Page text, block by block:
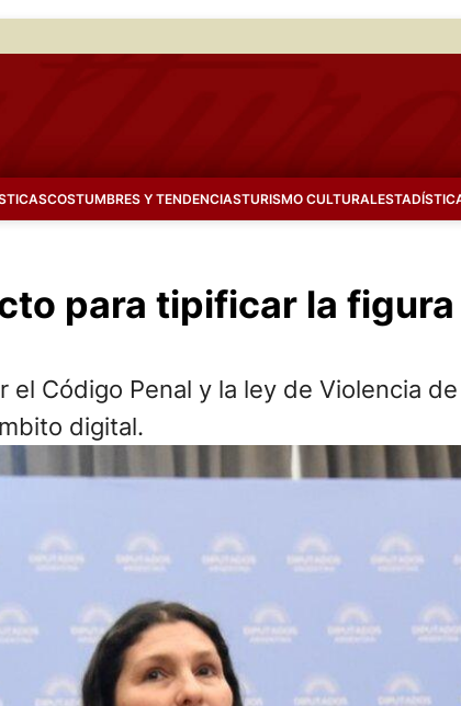
COSTUMBRES Y TENDENCIASTURISMO CULTURAL
para tipificar la
Código Penal y la ley de Violencia
digital.